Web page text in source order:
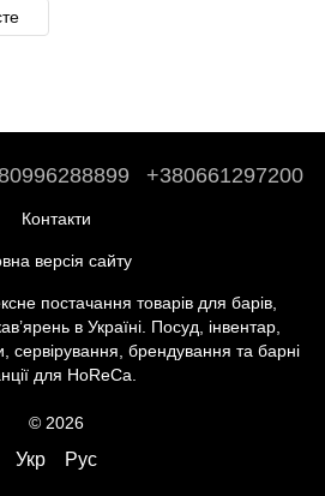
+380661297200
Контакти
версія сайту
постачання товарів для барів,
в Україні. Посуд, інвентар,
сервірування, брендування та барні
для HoReCa.
© 2026
Укр Рус